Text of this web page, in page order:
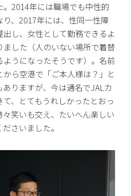
。2014年には職場でも中性的
、2017年には、性同一性障
し、女性として勤務できるよ
ました（人のいない場所で着替
うになったそうです）。名前
ら空港で「ご本人様は？」と
りますが、今は通名でJALカ
、とてもうれしかったとおっ
々笑いも交え、たいへん楽しい
さいました。